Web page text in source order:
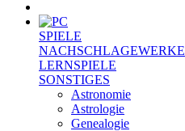
SPIELE
NACHSCHLAGEWERKE
LERNSPIELE
SONSTIGES
Astronomie
Astrologie
Genealogie